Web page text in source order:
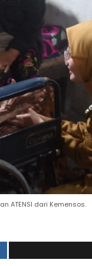
ATENSI dari Kemensos.